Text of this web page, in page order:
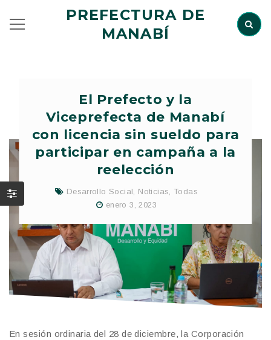
PREFECTURA DE
MANABÍ
El Prefecto y la
Viceprefecta de Manabí
con licencia sin sueldo para
participar en campaña a la
reelección
Desarrollo Social Noticias
Todas
enero 3, 2023
En sesión ordinaria del 28 de diciembre, la Corporación